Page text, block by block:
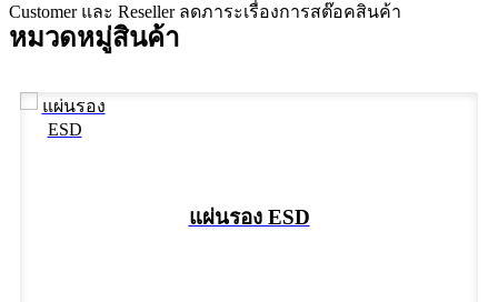
Customer และ Reseller ลดภาระเรื่องการสต๊อคสินค้า
หมวดหมู่สินค้า
แผ่นรอง ESD